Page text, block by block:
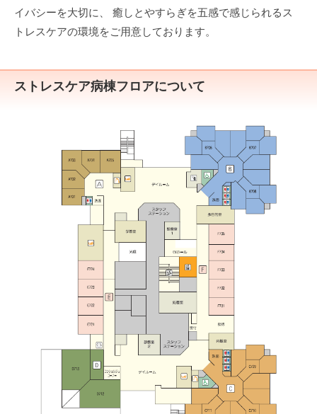
イバシーを大切に、 癒しとやすらぎを五感で感じられるス
トレスケアの環境をご用意しております。
ストレスケア病棟フロアについて